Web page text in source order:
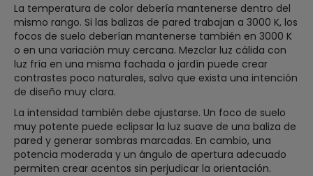
La temperatura de color debería mantenerse dentro del
mismo rango. Si las balizas de pared trabajan a 3000 K, los
focos de suelo deberían mantenerse también en 3000 K
o en una variación muy cercana. Mezclar luz cálida con
luz fría en una misma fachada o jardín puede crear
contrastes poco naturales, salvo que exista una intención
de diseño muy clara.
La intensidad también debe ajustarse. Un foco de suelo
muy potente puede eclipsar la luz suave de una baliza de
pared y generar sombras marcadas. En cambio, una
potencia moderada y un ángulo de apertura adecuado
permiten crear acentos sin perjudicar la orientación.